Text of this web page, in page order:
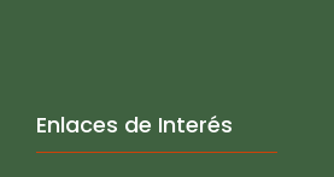
Enlaces de Interés